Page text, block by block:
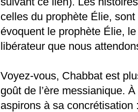
celles du prophète Élie,
évoquent le prophète Élie,
libérateur que nous
Voyez-vous, Chabbat est
goût de l’ère messianique.
aspirons à sa concrétisation